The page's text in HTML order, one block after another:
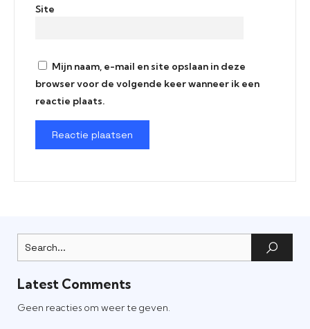
Site
Mijn naam, e-mail en site opslaan in deze
browser voor de volgende keer wanneer ik een
reactie plaats.
Latest Comments
Geen reacties om weer te geven.